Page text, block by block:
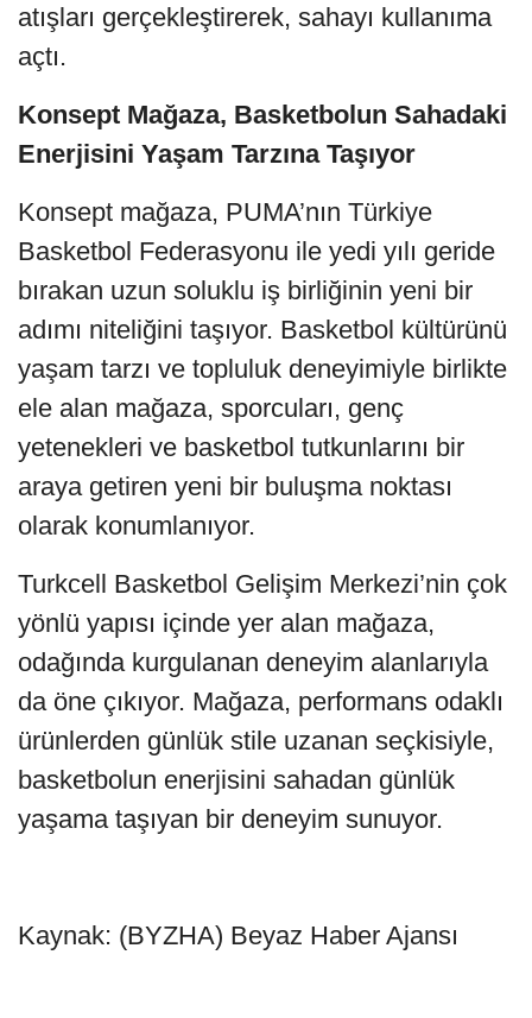
atışları gerçekleştirerek, sahayı kullanıma
açtı.
Konsept Mağaza, Basketbolun Sahadaki
Enerjisini Yaşam Tarzına Taşıyor
Konsept mağaza, PUMA’nın Türkiye
Basketbol Federasyonu ile yedi yılı geride
bırakan uzun soluklu iş birliğinin yeni bir
adımı niteliğini taşıyor. Basketbol kültürünü
yaşam tarzı ve topluluk deneyimiyle birlikte
ele alan mağaza, sporcuları, genç
yetenekleri ve basketbol tutkunlarını bir
araya getiren yeni bir buluşma noktası
olarak konumlanıyor.
Turkcell Basketbol Gelişim Merkezi’nin çok
yönlü yapısı içinde yer alan mağaza,
odağında kurgulanan deneyim alanlarıyla
da öne çıkıyor. Mağaza, performans odaklı
ürünlerden günlük stile uzanan seçkisiyle,
basketbolun enerjisini sahadan günlük
yaşama taşıyan bir deneyim sunuyor.
Kaynak: (BYZHA) Beyaz Haber Ajansı